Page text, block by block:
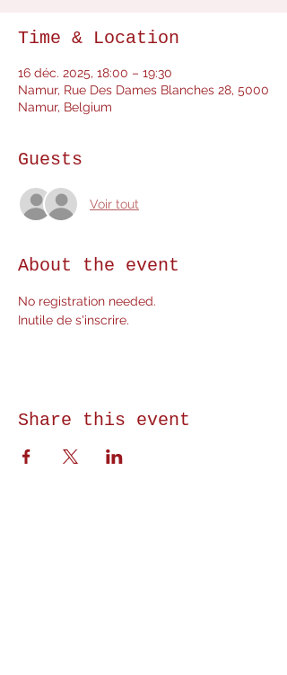
Time & Location
16 déc. 2025, 18:00 – 19:30
Namur, Rue Des Dames Blanches 28, 5000
Namur, Belgium
Guests
Voir tout
About the event
No registration needed.
Inutile de s'inscrire.
Share this event